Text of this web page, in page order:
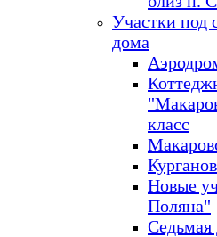
Участки под
дома
класс
Новые
Поляна"
Седьмая